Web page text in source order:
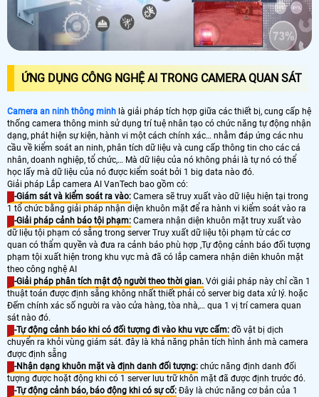
ỨNG DỤNG CÔNG NGHỆ AI TRONG CAMERA QUAN SÁT
Camera an ninh thông minh là giải pháp tích hợp giữa các thiết bị, cung cấp hệ
thống camera thông minh sử dụng trí tuệ nhân tạo có chức năng tự động nhận
dạng, phát hiện sự kiện, hành vi một cách chính xác… nhằm đáp ứng các nhu
cầu về kiểm soát an ninh, phân tích dữ liệu và cung cấp thông tin cho các cá
nhân, doanh nghiệp, tổ chức,… Mà dữ liệu của nó không phải là tự nó có thể
học lấy mà dữ liệu của nó được kiểm soát bởi 1 big data nào đó.
Giải pháp Lắp camera AI VanTech bao gồm có:
-Giám sát và kiểm soát ra vào: Camera sẽ truy xuất vào dữ liệu hiện tại trong
1 tổ chức bằng giải pháp nhận diện khuôn mặt để ra hành vi kiểm soát vào ra
-Giải pháp cảnh báo tội phạm: Camera nhận diện khuôn mặt truy xuất vào
dữ liệu tội phạm có sẵng trong server Truy xuất dữ liệu tội phạm từ các cơ
quan có thẩm quyền và đưa ra cảnh báo phù hợp ,Tự động cảnh báo đối tượng
phạm tội xuất hiện trong khu vực mà đã có lắp camera nhận diên khuôn mặt
theo công nghệ AI
-Giải pháp phân tích mật độ người theo thời gian. Với giải pháp này chỉ cần 1
thuật toán được định sẵng không nhất thiết phải có server big data xử lý. hoặc
Đếm chính xác số người ra vào cửa hàng, tòa nhà,… qua 1 vị trí camera quan
sát nào đó.
-Tự động cảnh báo khi có đối tượng đi vào khu vực cấm: đồ vật bị dịch
chuyển ra khỏi vùng giám sát. đây là khả năng phân tích hình ảnh mà camera
được định sẵng
-Nhận dạng khuôn mặt và định danh đối tượng: chức năng định danh đối
tượng được hoặt động khi có 1 server lưu trữ khôn mặt đã được định trước đó.
-Tự động cảnh báo, báo động khi có sự cố: Đây là chức năng cơ bản của 1